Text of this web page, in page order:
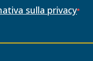
sulla privacy